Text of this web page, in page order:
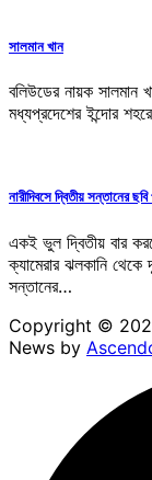
সালমান খান
বলিউডের নায়ক সালমান
মধ্যপ্রদেশের ইন্দোর
নারীদিবসে দ্বিতীয় সন্তানের
একই ভুল দ্বিতীয় বার
ক্যামেরার ঝলকানি থেকে
সন্তানের…
Copyright ©
News by